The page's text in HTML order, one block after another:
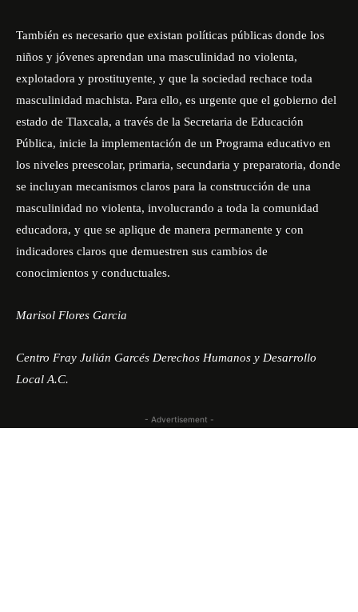
También es necesario que existan políticas públicas donde los
niños y jóvenes aprendan una masculinidad no violenta,
explotadora y prostituyente, y que la sociedad rechace toda
masculinidad machista. Para ello, es urgente que el gobierno del
estado de Tlaxcala, a través de la Secretaria de Educación
Pública, inicie la implementación de un Programa educativo en
los niveles preescolar, primaria, secundaria y preparatoria, donde
se incluyan mecanismos claros para la construcción de una
masculinidad no violenta, involucrando a toda la comunidad
educadora, y que se aplique de manera permanente y con
indicadores claros que demuestren sus cambios de
conocimientos y conductuales.
Marisol Flores Garcia
Centro Fray Julián Garcés Derechos Humanos y Desarrollo
Local A.C.
- Advertisement -